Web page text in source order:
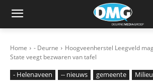
Home - Deurne
Hoogveenherstel Leegveld
State veegt bezwaren van tafel
- Helenaveen -- nieuws gemeente Milieu